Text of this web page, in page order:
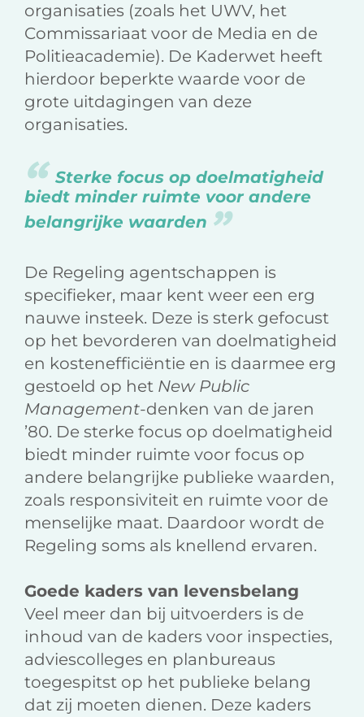
organisaties (zoals het UWV, het
Commissariaat voor de Media en de
Politieacademie). De Kaderwet heeft
hierdoor beperkte waarde voor de
grote uitdagingen van deze
organisaties.
Sterke focus op doelmatigheid
biedt minder ruimte voor andere
belangrijke waarden
De Regeling agentschappen is
specifieker, maar kent weer een erg
nauwe insteek. Deze is sterk gefocust
op het bevorderen van doelmatigheid
en kostenefficiëntie en is daarmee erg
gestoeld op het New Public
Management-denken van de jaren
’80. De sterke focus op doelmatigheid
biedt minder ruimte voor focus op
andere belangrijke publieke waarden,
zoals responsiviteit en ruimte voor de
menselijke maat. Daardoor wordt de
Regeling soms als knellend ervaren.
Goede kaders van levensbelang
Veel meer dan bij uitvoerders is de
inhoud van de kaders voor inspecties,
adviescolleges en planbureaus
toegespitst op het publieke belang
dat zij moeten dienen. Deze kaders